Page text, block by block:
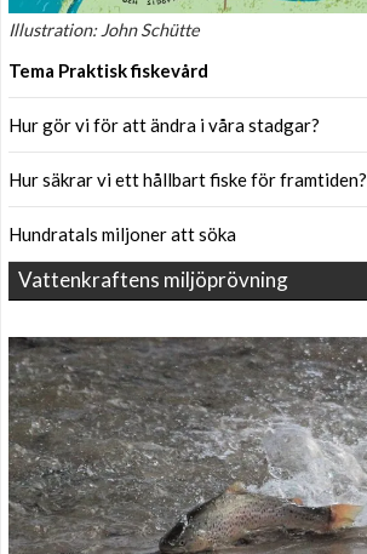
Illustration: John Schütte
Tema Praktisk fiskevård
Hur gör vi för att ändra i våra stadgar?
Hur säkrar vi ett hållbart fiske för framtiden?
Hundratals miljoner att söka
Vattenkraftens miljöprövning